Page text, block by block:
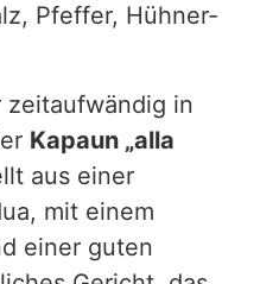
Pfeffer, Hühner-
zeitaufwändig in
Kapaun „alla
aus einer
mit einem
einer guten